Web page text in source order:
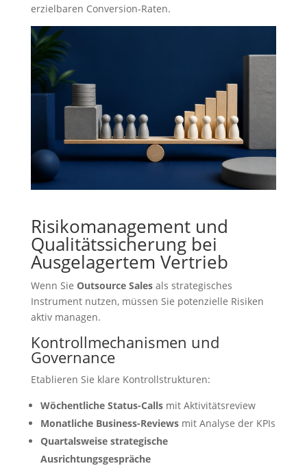
erzielbaren Conversion-Raten.
Risikomanagement und
Qualitätssicherung bei
Ausgelagertem Vertrieb
Wenn Sie Outsource Salesals strategisches
Instrument nutzen, müssen Sie potenzielle Risiken
aktiv managen.
Kontrollmechanismen und
Governance
Etablieren Sie klare Kontrollstrukturen:
Wöchentliche Status-Callsmit Aktivitätsreview
Monatliche Business-Reviewsmit Analyse der KPIs
Quartalsweise strategische
Ausrichtungsgespräche